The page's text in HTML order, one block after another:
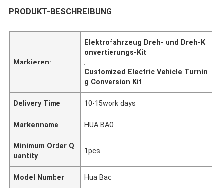
PRODUKT-BESCHREIBUNG
Markieren:
Elektrofahrzeug Dreh- und Dreh-K
onvertierungs-Kit
,
Customized Electric Vehicle Turnin
g Conversion Kit
Delivery Time 10-15work days
Markenname HUA BAO
Minimum Order Q
uantity
1pcs
Model Number Hua Bao